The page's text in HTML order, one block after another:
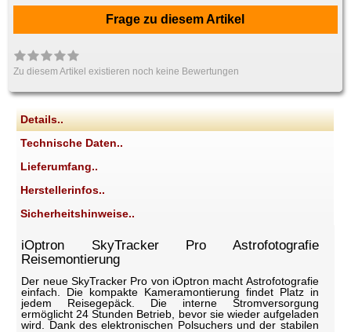
Frage zu diesem Artikel
Zu diesem Artikel existieren noch keine Bewertungen
Details..
Technische Daten..
Lieferumfang..
Herstellerinfos..
Sicherheitshinweise..
iOptron SkyTracker Pro Astrofotografie
Reisemontierung
Der neue SkyTracker Pro von iOptron macht Astrofotografie
einfach. Die kompakte Kameramontierung findet Platz in
jedem Reisegepäck. Die interne Stromversorgung
ermöglicht 24 Stunden Betrieb, bevor sie wieder aufgeladen
wird. Dank des elektronischen Polsuchers und der stabilen